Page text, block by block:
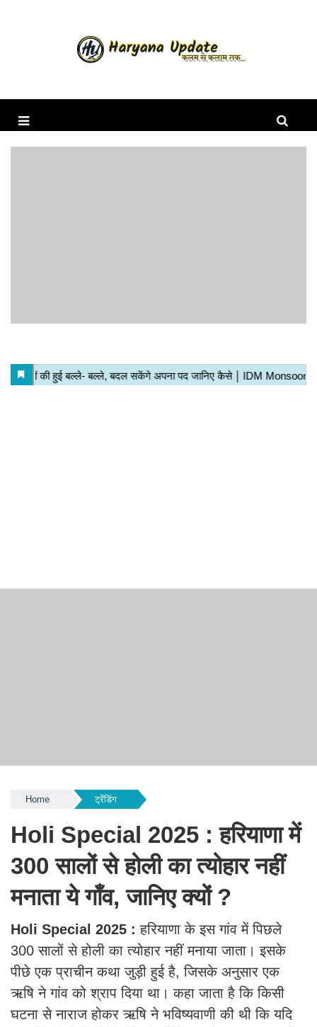
Home ट्रेंडिंग
Holi Special 2025 : हरियाणा में
300 सालों से होली का त्योहार नहीं
मनाता ये गाँव, जानिए क्यों ?
Holi Special 2025 :हरियाणा के इस गांव में पिछले
300 सालों से होली का त्योहार नहीं मनाया जाता। इसके
पीछे एक प्राचीन कथा जुड़ी हुई है, जिसके अनुसार एक
ऋषि ने गांव को श्राप दिया था। कहा जाता है कि किसी
घटना से नाराज होकर ऋषि ने भविष्यवाणी की थी कि यदि